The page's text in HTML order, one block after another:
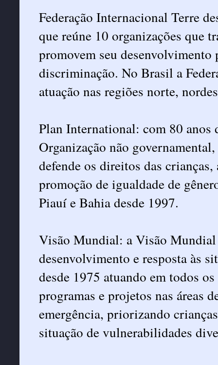
Federação Internacional Terre
que reúne 10 organizações que
promovem seu
discriminação. No Brasil a
atuação nas regiões norte,
Plan International: com 80
Organização não
defende os direitos das
promoção de igualdade de
Piauí e Bahia desde 1997.
Visão Mundial: a Visão Mundial
desenvolvimento e resposta às
desde 1975 atuando em todos
programas e projetos nas áreas
emergência, priorizando
situação de vulnerabilidades